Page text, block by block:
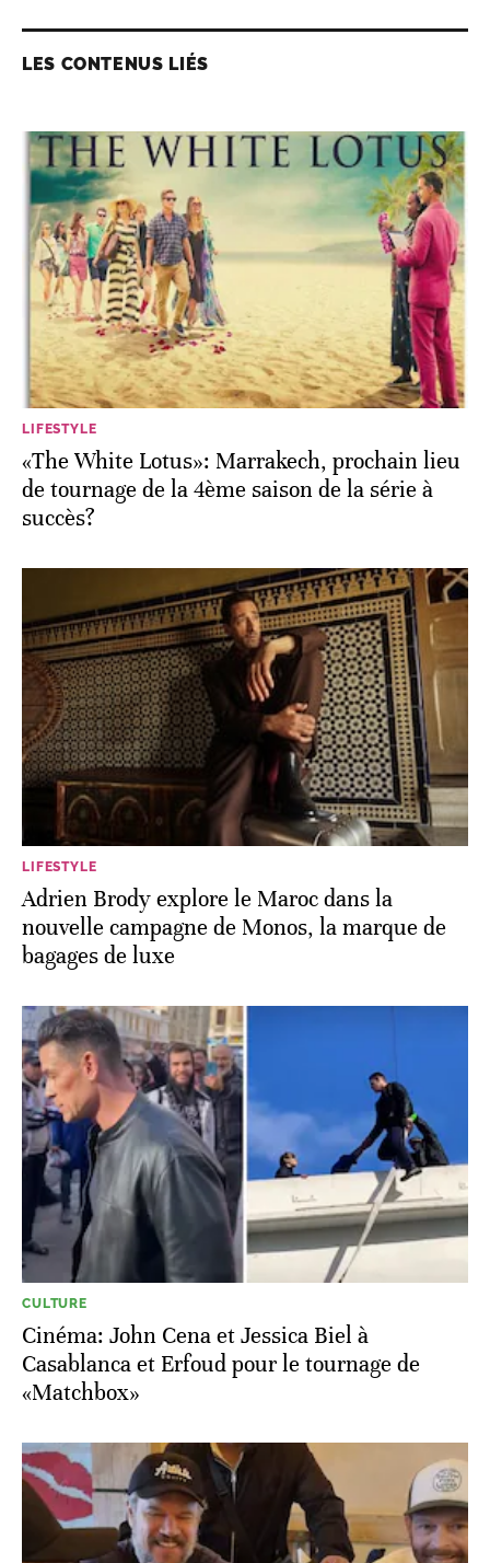
LES CONTENUS LIÉS
LIFESTYLE
«The White Lotus»: Marrakech, prochain lieu
de tournage de la 4ème saison de la série à
succès?
LIFESTYLE
Adrien Brody explore le Maroc dans la
nouvelle campagne de Monos, la marque de
bagages de luxe
CULTURE
Cinéma: John Cena et Jessica Biel à
Casablanca et Erfoud pour le tournage de
«Matchbox»